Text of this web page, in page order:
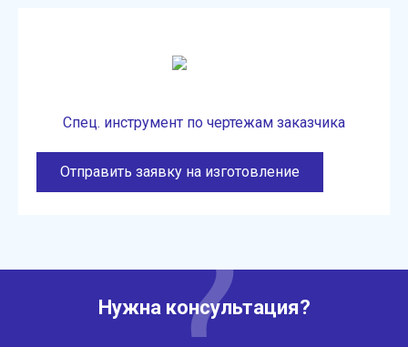
Спец. инструмент по чертежам заказчика
Отправить заявку на изготовление
Нужна консультация?